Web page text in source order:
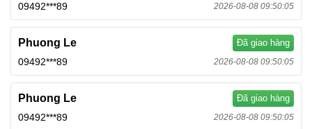
09492***89 2026-08-08 09:50:05
Phuong Le Đã giao hàng
09492***89 2026-08-08 09:50:05
Phuong Le Đã giao hàng
09492***89 2026-08-08 09:50:05